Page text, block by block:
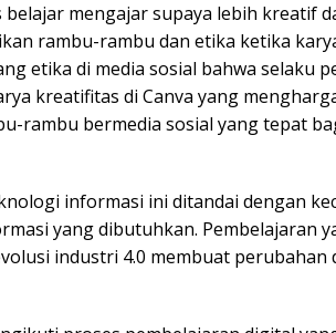
mengajar supaya lebih kreatif
rambu-rambu dan etika ketika
etika di media sosial bahwa selaku
kreatifitas di Canva yang
rambu bermedia sosial yang tepat
informasi ini ditandai dengan
yang dibutuhkan. Pembelajaran
industri 4.0 membuat perubahan